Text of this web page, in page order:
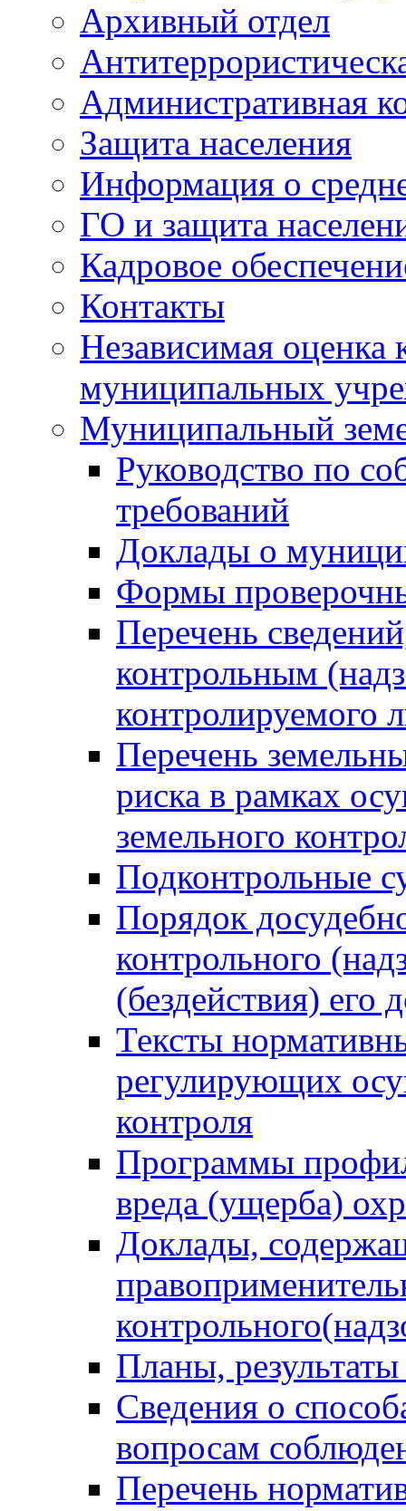
Архивный отдел
Административная
Защита населения
Информация о
ГО и защита
Кадровое
Контакты
Независимая оценка
муниципальных
Муниципальный
Руководство по
требований
Доклады о
Формы
Перечень
контрольным
контролируемого
Перечень
риска в рамках
земельного
Подконтрольные
Порядок
контрольного
(бездействия)
Тексты
регулирующих
контроля
Программы
вреда (ущерба)
Доклады,
Планы,
Сведения о
вопросам
Перечень